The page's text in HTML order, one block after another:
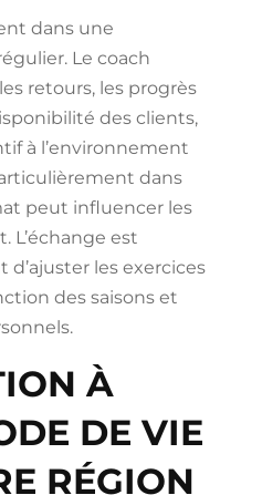
dans une
Le coach
retours, les progrès
des clients,
à l’environnement
dans
peut influencer les
L’échange est
les exercices
des saisons et
À
DE VIE
RÉGION